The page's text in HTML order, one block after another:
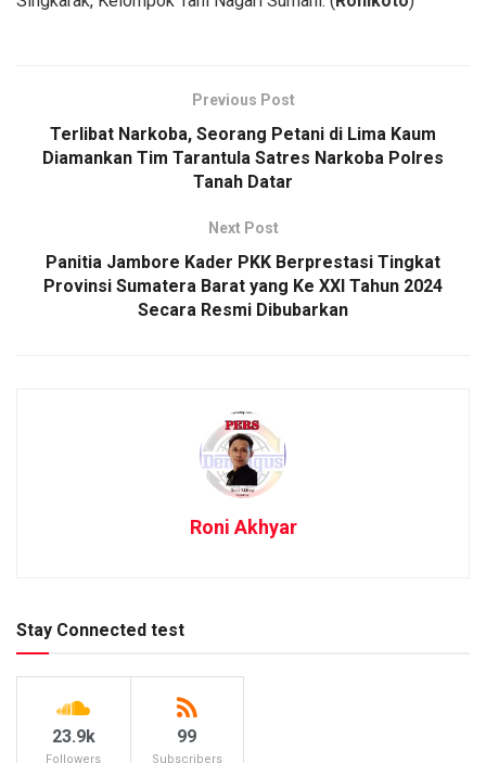
Previous Post
Terlibat Narkoba, Seorang Petani di Lima Kaum
Diamankan Tim Tarantula Satres Narkoba Polres
Tanah Datar
Next Post
Panitia Jambore Kader PKK Berprestasi Tingkat
Provinsi Sumatera Barat yang Ke XXI Tahun 2024
Secara Resmi Dibubarkan
Roni Akhyar
Stay Connected test
23.9k
Followers
99
Subscribers